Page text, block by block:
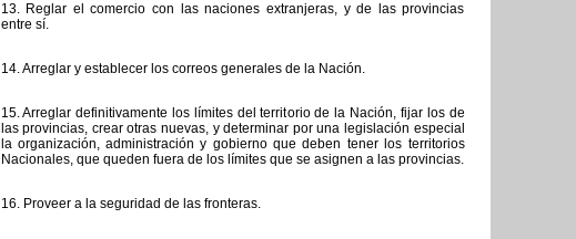
13. Reglar el comercio con las naciones extranjeras, y de las provincias
entre sí.
14. Arreglar y establecer los correos generales de la Nación.
15. Arreglar definitivamente los límites del territorio de la Nación, fijar los de
las provincias, crear otras nuevas, y determinar por una legislación especial
la organización, administración y gobierno que deben tener los territorios
Nacionales, que queden fuera de los límites que se asignen a las provincias.
16. Proveer a la seguridad de las fronteras.